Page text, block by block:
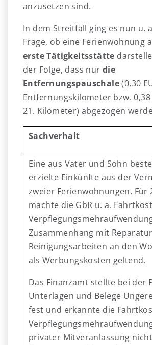
anzusetzen sind.
In dem Streitfall ging es nun u.
Frage, ob eine Ferienwohnung
erste Tätigkeitsstätte
der Folge, dass nur die
Entfernungspauschale(0,30
Entfernungskilometer bzw. 0,38
21. Kilometer) abgezogen
Sachverhalt
Eine aus Vater und Sohn
erzielte Einkünfte aus der
zweier Ferienwohnungen. Für
machte die GbR u. a.
Zusammenhang mit
Reinigungsarbeiten an den
als Werbungskosten geltend.
Das Finanzamt stellte bei der
Unterlagen und Belege
fest und erkannte die
privater Mitveranlassung